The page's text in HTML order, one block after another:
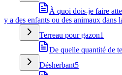
À quoi dois-je faire
y a des enfants ou des animaux dans
Terreau pour gazon1
De quelle quantité de
Désherbant5